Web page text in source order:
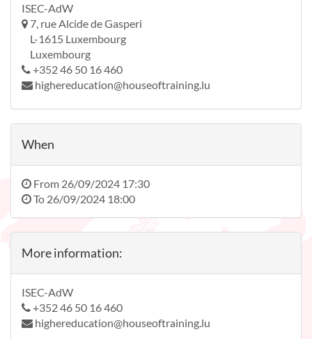
ISEC-AdW
7, rue Alcide de Gasperi
L-1615 Luxembourg
Luxembourg
+352 46 50 16 460
highereducation@houseoftraining.lu
When
From 26/09/2024 17:30
To 26/09/2024 18:00
More information:
ISEC-AdW
+352 46 50 16 460
highereducation@houseoftraining.lu